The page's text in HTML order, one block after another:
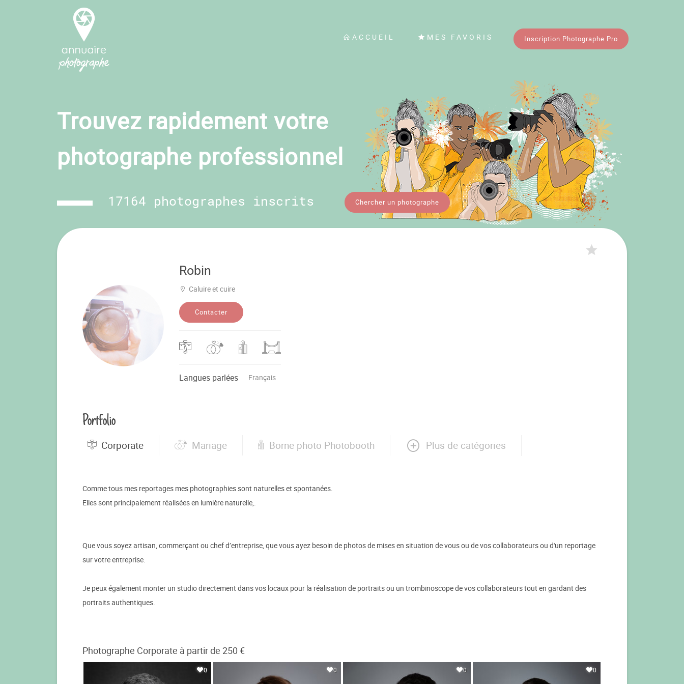
ACCUEIL MES FAVORIS Inscription Photographe Pro
Trouvez rapidement votre
photographe professionnel
17164 photographes inscrits Chercher un photographe
Robin
Caluire et cuire
Contacter
Langues parlées Français
Portfolio
Corporate Mariage Borne photo Photobooth Plus de catégories
Comme tous mes reportages mes photographies sont naturelles et spontanées.
Elles sont principalement réalisées en lumière naturelle,.
Que vous soyez artisan, commerçant ou chef d’entreprise, que vous ayez besoin de photos de mises en situation de vous ou de vos collaborateurs ou d'un reportage
sur votre entreprise.
Je peux également monter un studio directement dans vos locaux pour la réalisation de portraits ou un trombinoscope de vos collaborateurs tout en gardant des
portraits authentiques.
Photographe Corporate à partir de 250 €
0 0 0 0